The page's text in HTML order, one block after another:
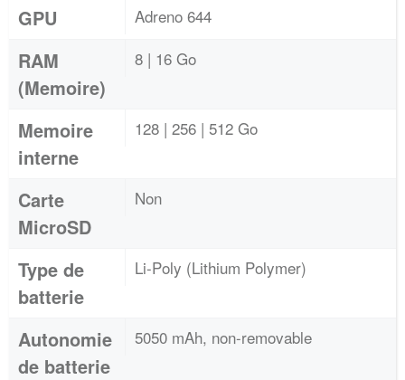
GPU Adreno 644
RAM
(Memoire)
8 | 16 Go
Memoire
interne
128 | 256 | 512 Go
Carte
MicroSD
Non
Type de
batterie
Li-Poly (Lithium Polymer)
Autonomie
de batterie
5050 mAh, non-removable